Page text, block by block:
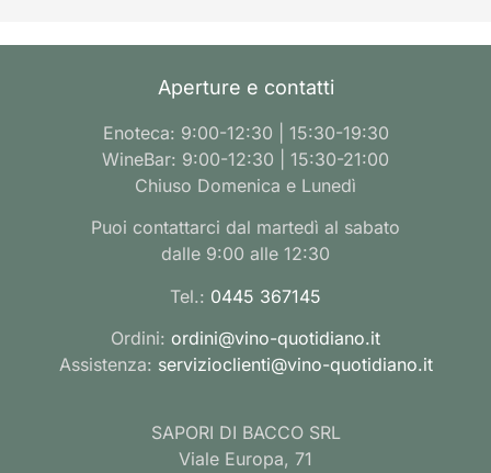
Aperture e contatti
Enoteca: 9:00-12:30 | 15:30-19:30
WineBar: 9:00-12:30 | 15:30-21:00
Chiuso Domenica e Lunedì
Puoi contattarci dal martedì al sabato
dalle 9:00 alle 12:30
Tel.: 0445 367145
Ordini: ordini@vino-quotidiano.it
Assistenza: servizioclienti@vino-quotidiano.it
SAPORI DI BACCO SRL
Viale Europa, 71